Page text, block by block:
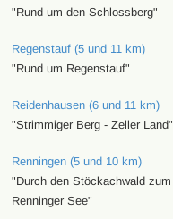
"Rund um den Schlossberg"
Regenstauf (5 und 11 km)
"Rund um Regenstauf"
Reidenhausen (6 und 11 km)
"Strimmiger Berg - Zeller Land"
Renningen (5 und 10 km)
"Durch den Stöckachwald zum
Renninger See"